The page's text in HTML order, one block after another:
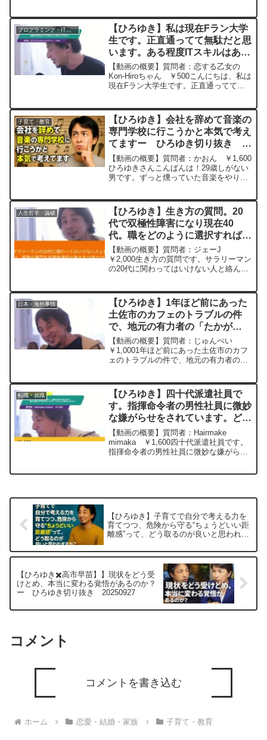
してみました。過去にこんな質問してる
かな...
プログラミング・IT業界
【ひろゆき】私は現在Fラン大学
生です。正直通ってて無駄だと思
います。ある程度ITスキルはある
ので中退してIT企業も就職するの
はあり？大卒になった方がいいで
すか？ー ひろゆき切り抜き
【動画の概要】質問者：恋する乙女の
Kon-Hiroちゃん ￥500こんにちは、私は
現在Fラン大学生です。正直通ってて無
りですか？Fランでも大卒になった方が
いいですか...
子育て・教育
【ひろゆき】会社を辞めて音楽の
専門学校に行こうかと本気で考え
てますー ひろゆき切り抜き
20250804
【動画の概要】質問者：かおん ￥1,600
ひろゆきさんこんばんは！29歳しがない
男です。ずっと燻っていた音楽をやりた
考えてます。無謀なのは承知ですが、ど
う思われますか？...
人生哲学・論破
【ひろゆき】生き方の質問。20
代で双極性障害になり現在40
代。職をどのように選択すれば良
いか分かりません。アドバイスを
お願いいたします。ー ひろゆき
切り抜き 20240509
【動画の概要】質問者：ジェーJ
￥2,000生き方の質問です。サラリーマン
の20代に関わってはいけない人と絡んで
美大を10年かけて卒業しました。簿記2
級も取得し、障害者...
日本・海外事情
【ひろゆき】1年ほど前にあった
土佐市のカフェのトラブルの件
で、地元の有力者の「たかが
SNS」という発言。ひろゆきさ
んはどう思いますか？ー ひろゆ
き切り抜き 20240314
【動画の概要】質問者：じゅんぺい
￥1,0001年ほど前にあった土佐市のカフ
ェのトラブルの件で、地元の有力者の
当たってると思いました。ひろゆきさん
はどう思いますか？実...
転職・就職
【ひろゆき】四十代派遣社員で
す。指揮命令者の男性社員に微妙
な嫌がらせをされています。どの
ように解決しますか？ー ひろゆ
き切り抜き 20240310
【動画の概要】質問者：Hairmake
mimaka ￥1,600四十代派遣社員です。
指揮命令者の男性社員に微妙な嫌がらせ
【ひろゆき】子育てで自分で考える力を
育てつつ、危険から守る“ちょうどいい距
離感”って、どう取るのが良いと思われま
【ひろゆき✖️高市早苗】】現状をどう受
けとめ、本当に変わる覚悟があるのか？
ー ひろゆき切り抜き 20250927
コメント
コメントを書き込む
ホーム 恋愛・結婚・家族 子育て・教育